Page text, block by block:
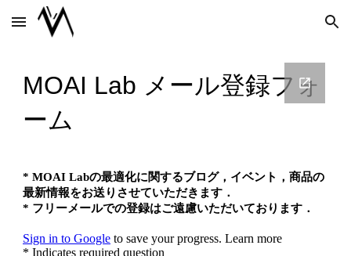
Skip to main content Skip to navigation